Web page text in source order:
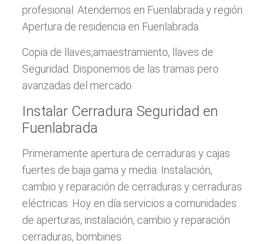
profesional. Atendemos en Fuenlabrada y región.
Apertura de residencia en Fuenlabrada.
Copia de llaves,amaestramiento, llaves de
Seguridad. Disponemos de las tramas pero
avanzadas del mercado.
Instalar Cerradura Seguridad en
Fuenlabrada
Primeramente apertura de cerraduras y cajas
fuertes de baja gama y media. Instalación,
cambio y reparación de cerraduras y cerraduras
eléctricas. Hoy en día servicios a comunidades
de aperturas, instalación, cambio y reparación
cerraduras, bombines.